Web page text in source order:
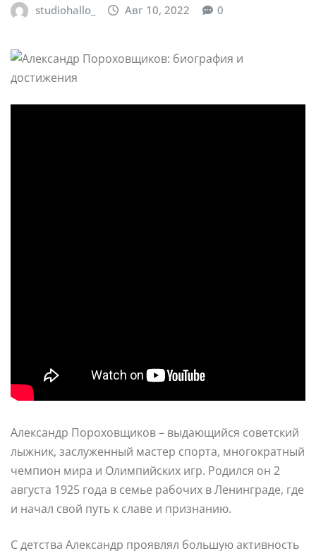
studiohallo_ Авг 10, 2022 0
Александр Пороховщиков – выдающийся советский
лыжник, заслуженный мастер спорта, многократный
чемпион мира и Олимпийских игр. Родился он 2
августа 1925 года в семье рабочих в Ленинграде, где
и начал свой путь к славе и признанию.
С детства Александр проявлял большую активность